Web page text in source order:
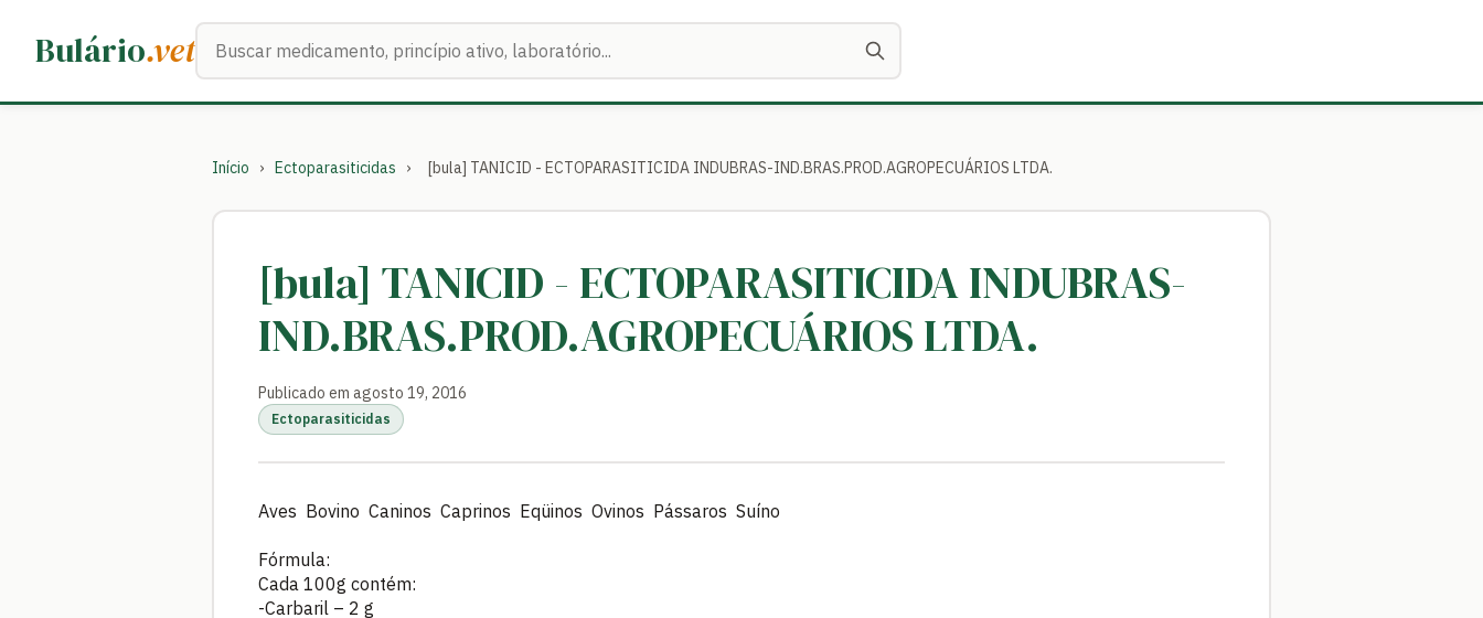
Bulário.vetBuscar medicamentos
Início › Ectoparasiticidas › [bula] TANICID - ECTOPARASITICIDA INDUBRAS-IND.BRAS.PROD.AGROPECUÁRIOS LTDA.
[bula] TANICID - ECTOPARASITICIDA INDUBRAS-
IND.BRAS.PROD.AGROPECUÁRIOS LTDA.
Publicado em agosto 19, 2016
Ectoparasiticidas
Aves Bovino Caninos Caprinos Eqüinos Ovinos Pássaros Suíno
Fórmula:
Cada 100g contém:
-Carbaril – 2 g